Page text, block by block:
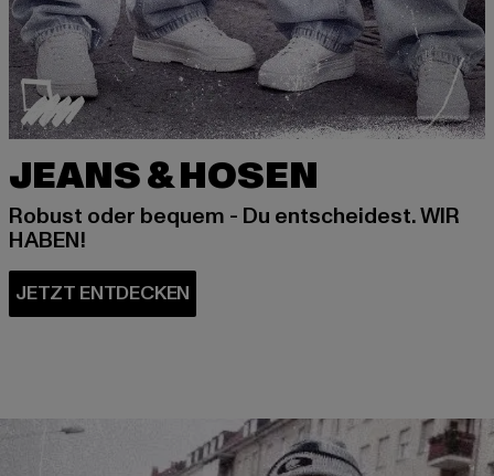
JEANS & HOSEN
Robust oder bequem - Du entscheidest. WIR
HABEN!